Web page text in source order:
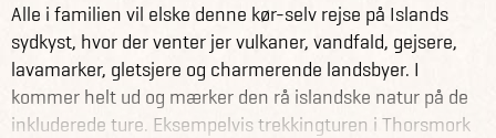
Alle i familien vil elske denne kør-selv rejse på Islands
sydkyst, hvor der venter jer vulkaner, vandfald, gejsere,
lavamarker, gletsjere og charmerende landsbyer. I
kommer helt ud og mærker den rå islandske natur på de
inkluderede ture. Eksempelvis trekkingturen i Thorsmork